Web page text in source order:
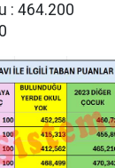
: 464.200